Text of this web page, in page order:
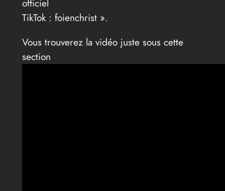
officiel
TikTok : foienchrist ».
Vous trouverez la vidéo juste sous cette
section